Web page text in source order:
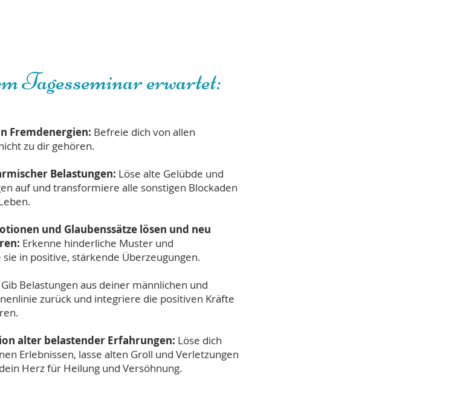
Tagesseminar erwartet:
Fremdenergien: Befreie dich von allen
zu dir gehören.
Belastungen: Löse alte Gelübde und
auf und transformiere alle sonstigen Blockaden
und Glaubenssätze lösen und neu
Erkenne hinderliche Muster und
in positive, stärkende Überzeugungen.
Gib Belastungen aus deiner männlichen und
zurück und integriere die positiven Kräfte
alter belastender Erfahrungen: Löse dich
Erlebnissen, lasse alten Groll und Verletzungen
Herz für Heilung und Versöhnung.